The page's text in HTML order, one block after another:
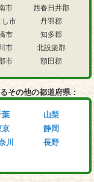
市
し市
市
市
市
西春日井郡
丹羽郡
知多郡
北設楽郡
額田郡
その他の都道府県：
葉
京
川
山梨
静岡
長野